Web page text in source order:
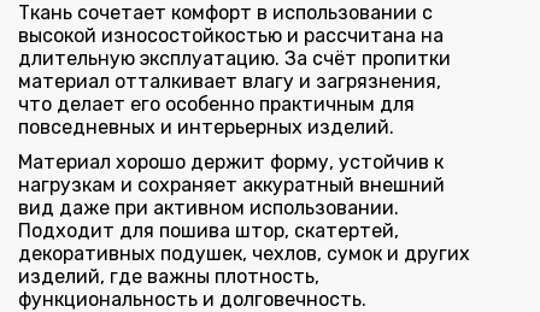
Ткань сочетает комфорт в использовании с
высокой износостойкостью и рассчитана на
длительную эксплуатацию. За счёт пропитки
материал отталкивает влагу и загрязнения,
что делает его особенно практичным для
повседневных и интерьерных изделий.
Материал хорошо держит форму, устойчив к
нагрузкам и сохраняет аккуратный внешний
вид даже при активном использовании.
Подходит для пошива штор, скатертей,
декоративных подушек, чехлов, сумок и других
изделий, где важны плотность,
функциональность и долговечность.